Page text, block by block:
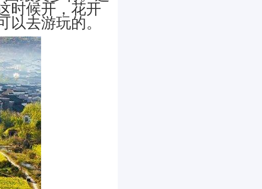
时候开，花开
以去游玩的。